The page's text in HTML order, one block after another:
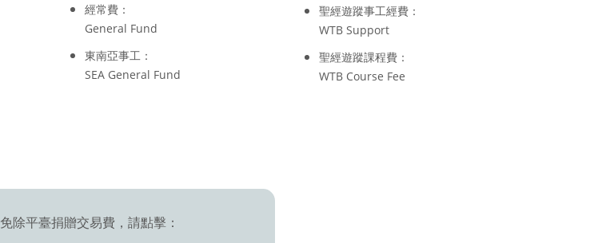
經常費：
General Fund
東南亞事工：
SEA General Fund
聖經遊蹤事工經費：
WTB Support
聖經遊蹤課程費：
WTB Course Fee
免除平臺捐贈交易費，請點擊：